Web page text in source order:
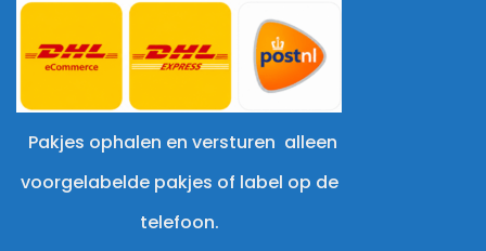
Pakjes ophalen en versturen alleen
voorgelabelde pakjes of label op de
telefoon.